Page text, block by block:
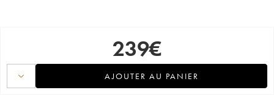
239€
AJOUTER AU PANIER